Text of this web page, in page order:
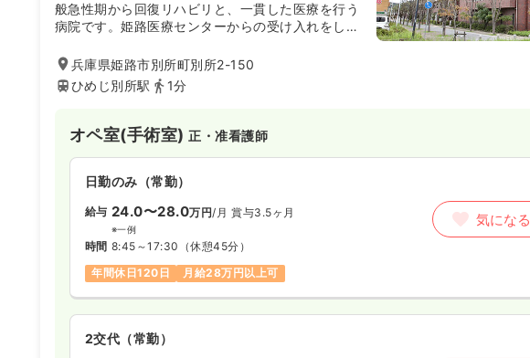
般急性期から回復リハビリと、一貫した医療を行う
病院です。姫路医療センターからの受け入れをして
兵庫県姫路市別所町別所2-150
ひめじ別所駅
1分
オペ室(手術室)正・准看護師
日勤のみ（常勤）
給与 24.0〜28.0万円/月 賞与3.5ヶ月
※一例
時間 8:45～17:30 （休憩45分）
年間休日120日
月給28万円以上可
気になる
2交代（常勤）